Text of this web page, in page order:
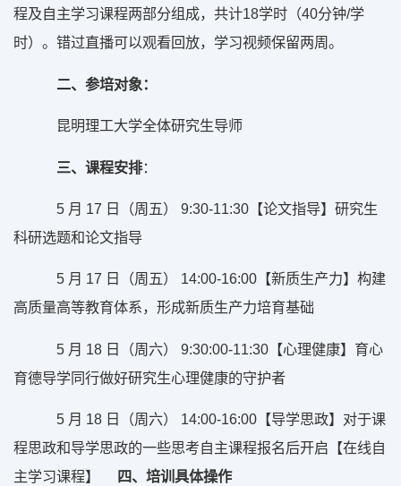
程及自主学习课程两部分组成，共计18学时（40分钟/学
时）。错过直播可以观看回放，学习视频保留两周。
二、参培对象：
昆明理工大学全体研究生导师
三、课程安排：
5 月 17 日（周五） 9:30-11:30【论文指导】研究生
科研选题和论文指导
5 月 17 日（周五） 14:00-16:00【新质生产力】构建
高质量高等教育体系，形成新质生产力培育基础
5 月 18 日（周六） 9:30:00-11:30【心理健康】育心
育德导学同行做好研究生心理健康的守护者
5 月 18 日（周六） 14:00-16:00【导学思政】对于课
程思政和导学思政的一些思考自主课程报名后开启【在线自
主学习课程】
四、培训具体操作